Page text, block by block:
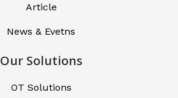
Article
News & Evetns
Our Solutions
OT Solutions